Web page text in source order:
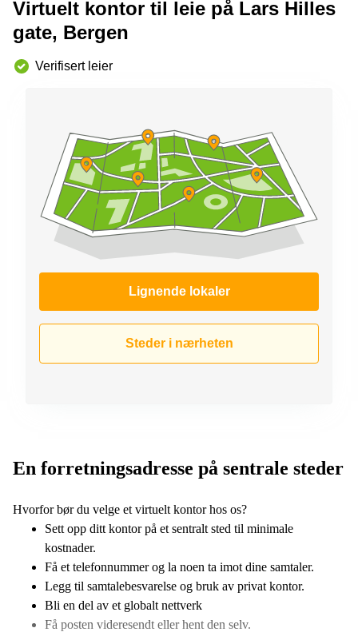
kontor
kontor
Coworking
Bærum
Leie
kontor
Eidsvoll
vei 9
Lysaker
6 Drammen
Kasperveien
1 Våler
Meierigata
Elverum
Hammerstadvegen
2 Eidsvoll
Virtuelt kontor til leie på Lars Hilles
gate, Bergen
Verifisert leier
Lignende lokaler
Steder i nærheten
En forretningsadresse på sentrale steder
Hvorfor bør du velge et virtuelt kontor hos os?
Sett opp ditt kontor på et sentralt sted til minimale
kostnader.
Få et telefonnummer og la noen ta imot dine samtaler.
Legg til samtalebesvarelse og bruk av privat kontor.
Bli en del av et globalt nettverk
Få posten videresendt eller hent den selv.